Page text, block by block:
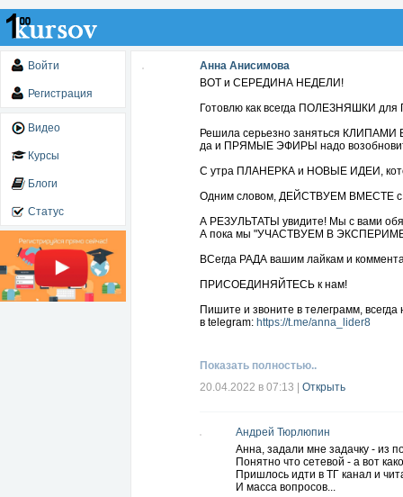
Войти
Регистрация
Видео
Курсы
Блоги
Статус
Анна Анисимова
ВОТ и СЕРЕДИНА НЕДЕЛИ!
Готовлю как всегда ПОЛЕЗНЯШКИ
Решила серьезно заняться КЛИПАМИ
да и ПРЯМЫЕ ЭФИРЫ надо
С утра ПЛАНЕРКА и НОВЫЕ ИДЕИ,
Одним словом, ДЕЙСТВУЕМ ВМЕСТЕ
А РЕЗУЛЬТАТЫ увидите! Мы с вами
А пока мы "УЧАСТВУЕМ В
ВСегда РАДА вашим лайкам и
ПРИСОЕДИНЯЙТЕСЬ к нам!
Пишите и звоните в телеграмм, всегда
в telegram: https://t.me/anna_lider8
Мой телеграмм канал:
#нужнапомощь #близкиелюди
Показать полностью..
20.04.2022 в 07:13
Открыть
Андрей Тюрлюпин
Анна, задали мне задачку - из
Понятно что сетевой - а вот
Пришлось идти в ТГ канал и
И масса вопросов...